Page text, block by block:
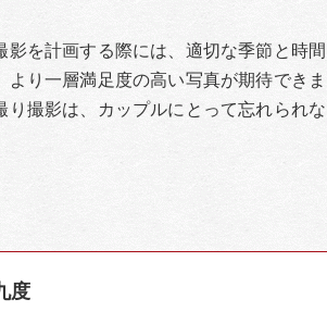
を計画する際には、適切な季節と時間
り一層満足度の高い写真が期待できま
撮影は、カップルにとって忘れられな
度